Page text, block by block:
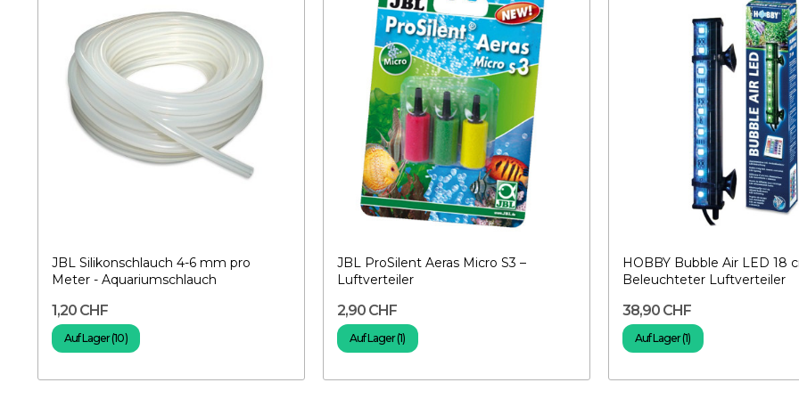
JBL Silikonschlauch 4-6 mm pro
Meter - Aquariumschlauch
1,20 CHF
Auf Lager (10)
JBL ProSilent Aeras Micro S3 –
Luftverteiler
2,90 CHF
Auf Lager (1)
HOBBY Bubble Air LED 18
Beleuchteter Luftverteiler
38,90 CHF
Auf Lager (1)